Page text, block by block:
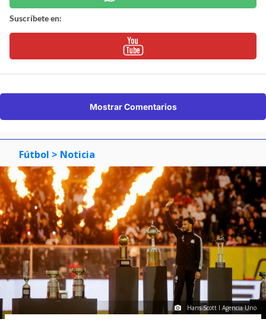
Suscríbete en:
Mostrar Comentarios
Fútbol > Noticia
Hans Scott I Agencia Uno